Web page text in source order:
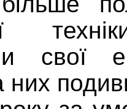
свої